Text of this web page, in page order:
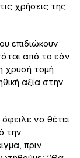
χρήσεις της
επιδιώκουν
από το εάν
χρυσή τομή
αξία στην
όφειλε να θέτει
την
πριν